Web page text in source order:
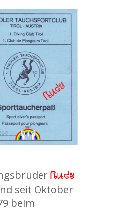
Rudy
seit Oktober
beim